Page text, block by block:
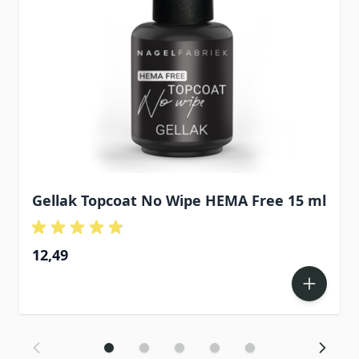
Gellak Topcoat No Wipe HEMA Free 15 ml
12,49